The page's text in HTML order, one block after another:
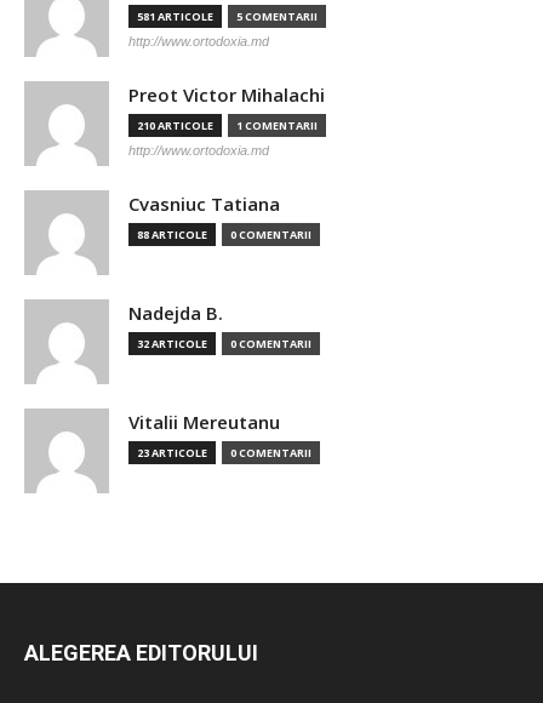
581 ARTICOLE 5 COMENTARII
http://www.ortodoxia.md
Preot Victor Mihalachi
210 ARTICOLE 1 COMENTARII
http://www.ortodoxia.md
Cvasniuc Tatiana
88 ARTICOLE 0 COMENTARII
Nadejda B.
32 ARTICOLE 0 COMENTARII
Vitalii Mereutanu
23 ARTICOLE 0 COMENTARII
ALEGEREA EDITORULUI